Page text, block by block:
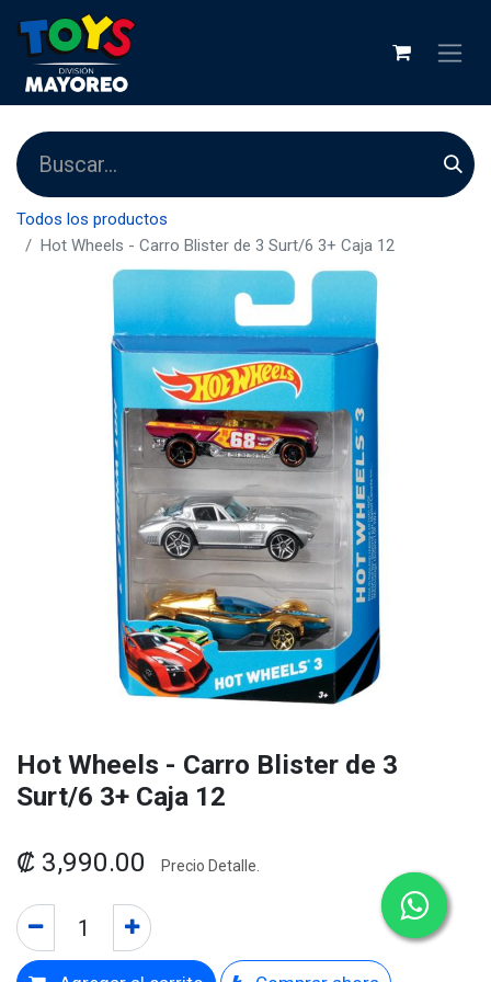
Todos los productos
Hot Wheels - Carro Blister de 3 Surt/6 3+ Caja 12
Hot Wheels - Carro Blister de 3
Surt/6 3+ Caja 12
₡ 3,990.00 Precio Detalle.